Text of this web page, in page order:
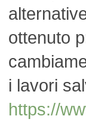
ottenuto
i lavori
https://